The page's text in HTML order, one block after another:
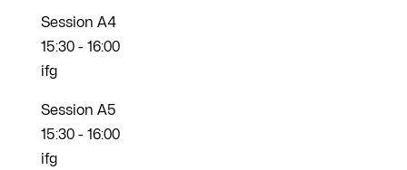
Session A4
15:30- 16:00
ifg
Session A5
15:30- 16:00
ifg